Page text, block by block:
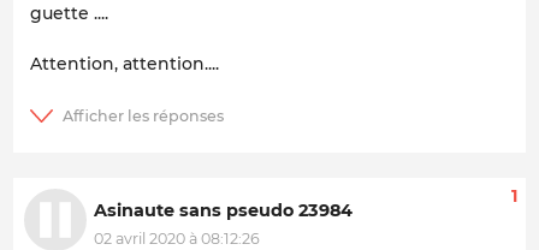
guette ....
Attention, attention....
Asinaute sans pseudo 23984
02 avril 2020 à 08:12:26
1